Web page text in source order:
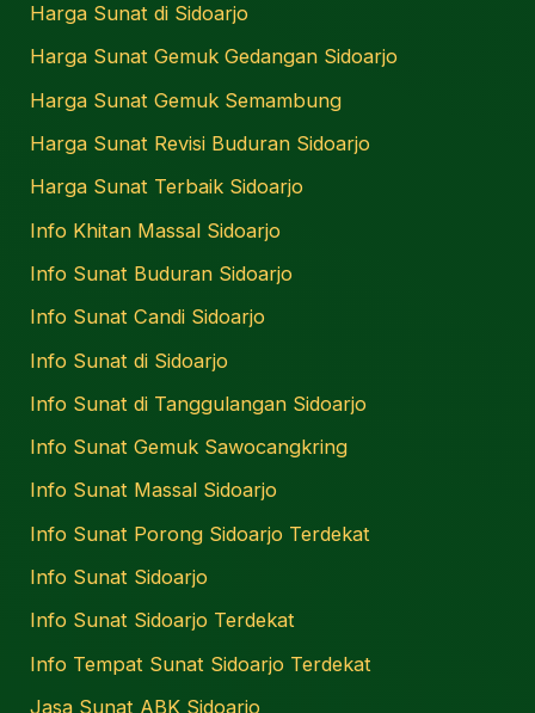
Harga Sunat di Sidoarjo
Harga Sunat Gemuk Gedangan Sidoarjo
Harga Sunat Gemuk Semambung
Harga Sunat Revisi Buduran Sidoarjo
Harga Sunat Terbaik Sidoarjo
Info Khitan Massal Sidoarjo
Info Sunat Buduran Sidoarjo
Info Sunat Candi Sidoarjo
Info Sunat di Sidoarjo
Info Sunat di Tanggulangan Sidoarjo
Info Sunat Gemuk Sawocangkring
Info Sunat Massal Sidoarjo
Info Sunat Porong Sidoarjo Terdekat
Info Sunat Sidoarjo
Info Sunat Sidoarjo Terdekat
Info Tempat Sunat Sidoarjo Terdekat
Jasa Sunat ABK Sidoarjo